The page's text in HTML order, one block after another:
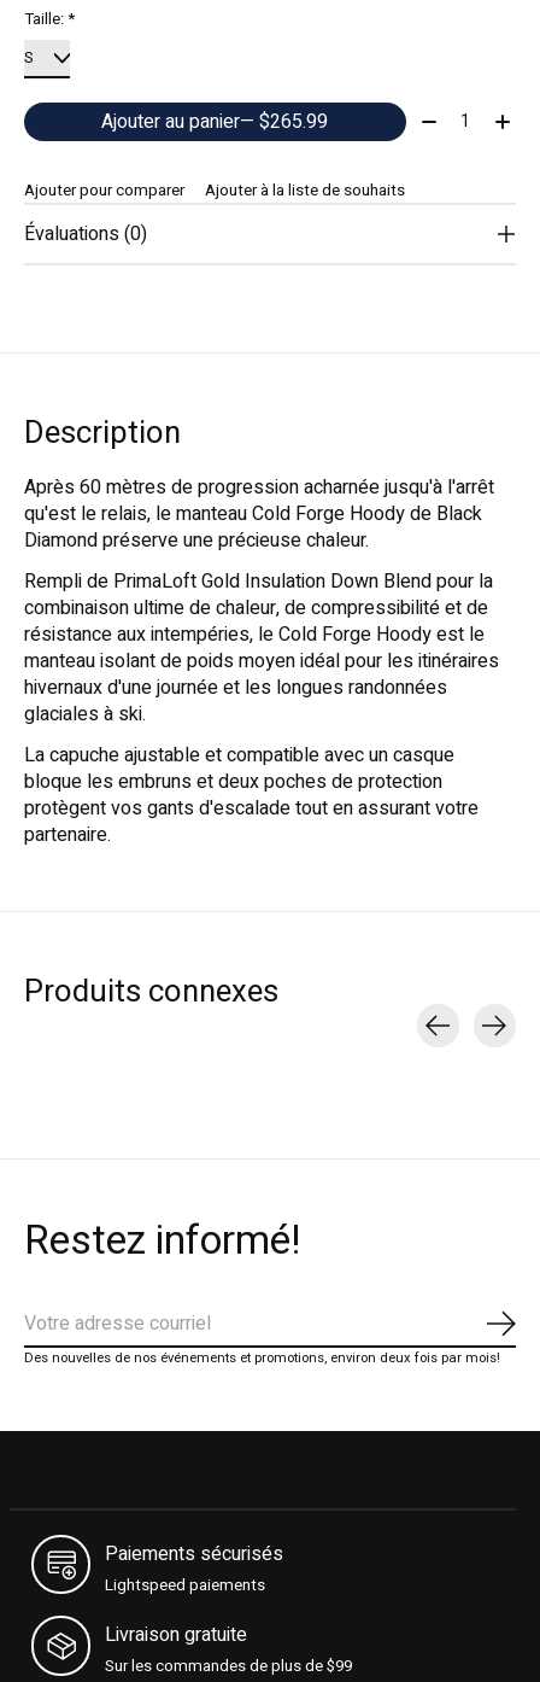
Taille:*
Ajouter au panier — $265.99 Quantité:
Ajouter pour comparer Ajouter à la liste de souhaits
Évaluations (0)
Description
Après 60 mètres de progression acharnée jusqu'à l'arrêt
qu'est le relais, le manteau Cold Forge Hoody de Black
Diamond préserve une précieuse chaleur.
Rempli de PrimaLoft Gold Insulation Down Blend pour la
combinaison ultime de chaleur, de compressibilité et de
résistance aux intempéries, le Cold Forge Hoody est le
manteau isolant de poids moyen idéal pour les itinéraires
hivernaux d'une journée et les longues randonnées
glaciales à ski.
La capuche ajustable et compatible avec un casque
bloque les embruns et deux poches de protection
protègent vos gants d'escalade tout en assurant votre
partenaire.
Produits connexes
Restez informé!
Des nouvelles de nos événements et promotions, environ deux fois par mois!
Paiements sécurisés
Lightspeed paiements
Livraison gratuite
Sur les commandes de plus de $99